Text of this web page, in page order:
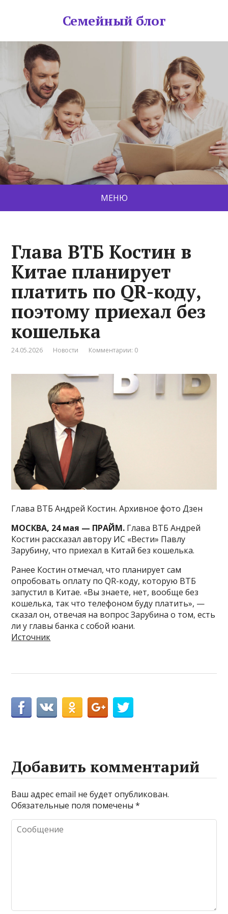
Семейный блог
МЕНЮ
Глава ВТБ Костин в
Китае планирует
платить по QR-коду,
поэтому приехал без
кошелька
24.05.2026 Новости Комментарии: 0
Глава ВТБ Андрей Костин. Архивное фото Дзен
МОСКВА, 24 мая — ПРАЙМ. Глава ВТБ Андрей
Костин рассказал автору ИС «Вести» Павлу
Зарубину, что приехал в Китай без кошелька.
Ранее Костин отмечал, что планирует сам
опробовать оплату по QR-коду, которую ВТБ
запустил в Китае. «Вы знаете, нет, вообще без
кошелька, так что телефоном буду платить», —
сказал он, отвечая на вопрос Зарубина о том, есть
ли у главы банка с собой юани.
Источник
Добавить комментарий
Ваш адрес email не будет опубликован.
Обязательные поля помечены*